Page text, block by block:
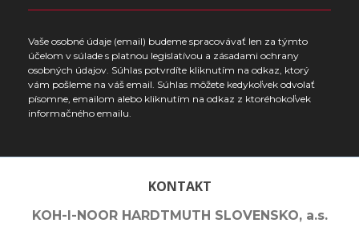
Vaše osobné údaje (email) budeme spracovávať len za týmto
účelom v súlade s platnou legislatívou a zásadami ochrany
osobných údajov. Súhlas potvrdíte kliknutím na odkaz, ktorý
vám pošleme na váš email. Súhlas môžete kedykoľvek odvolať
písomne, emailom alebo kliknutím na odkaz z ktoréhokoľvek
informačného emailu.
KONTAKT
KOH-I-NOOR HARDTMUTH SLOVENSKO, a.s.